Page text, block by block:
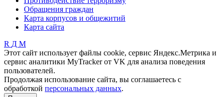
Обращения граждан
Карта корпусов и общежитий
Карта сайта
R Д М
Этот сайт использует файлы cookie, сервис Яндекс.Метрика и
сервис аналитики MyTracker от VK для анализа поведения
пользователей.
Продолжая использование сайта, вы соглашаетесь с
обработкой персональных данных.